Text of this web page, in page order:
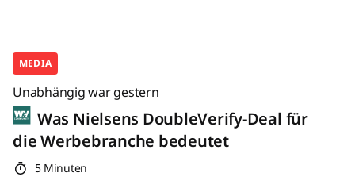
MEDIA
Unabhängig war gestern
Was Nielsens DoubleVerify-Deal für
die Werbebranche bedeutet
5 Minuten